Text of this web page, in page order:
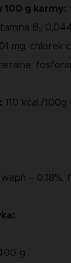
100 g karmy:
B₂
mg, chlorek
110 kcal./100g
wapń – 0,18%,
g